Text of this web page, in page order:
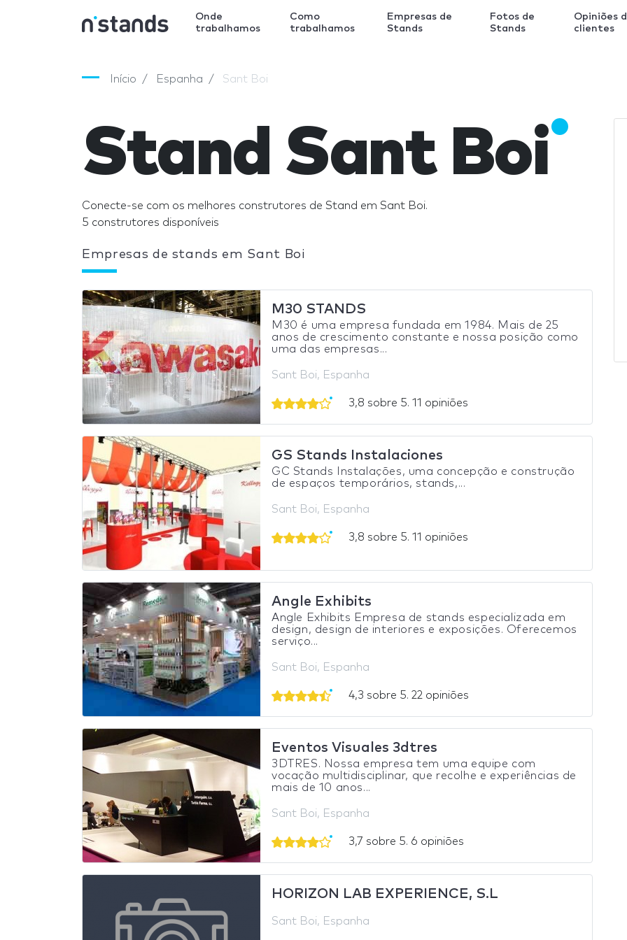
Onde
trabalhamos
Como
trabalhamos
Empresas de
Stands
Fotos de
Stands
Opiniões
clientes
Início Espanha Sant Boi
Stand Sant Boi
Conecte-se com os melhores construtores de Stand em Sant Boi.
5 construtores disponíveis
Empresas de stands em Sant Boi
M30 STANDS
M30 é uma empresa fundada em 1984. Mais de 25
anos de crescimento constante e nossa posição como
uma das empresas...
Sant Boi, Espanha
3,8 sobre 5. 11 opiniões
GS Stands Instalaciones
GC Stands Instalações, uma concepção e construção
de espaços temporários, stands,...
Sant Boi, Espanha
3,8 sobre 5. 11 opiniões
Angle Exhibits
Angle Exhibits Empresa de stands especializada em
design, design de interiores e exposições. Oferecemos
serviço...
Sant Boi, Espanha
4,3 sobre 5. 22 opiniões
Eventos Visuales 3dtres
3DTRES. Nossa empresa tem uma equipe com
vocação multidisciplinar, que recolhe e experiências de
mais de 10 anos...
Sant Boi, Espanha
3,7 sobre 5. 6 opiniões
HORIZON LAB EXPERIENCE, S.L
Sant Boi, Espanha